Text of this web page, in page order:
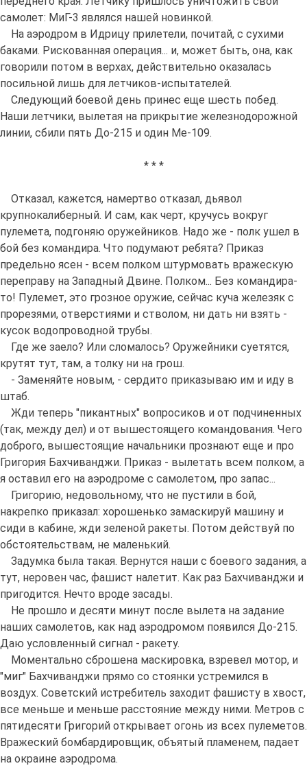
самолет: МиГ-3 являлся нашей новинкой.
На аэродром в Идрицу прилетели, почитай, с сухими
баками. Рискованная операция... и, может быть, она, как
говорили потом в верхах, действительно оказалась
посильной лишь для летчиков-испытателей.
Следующий боевой день принес еще шесть побед.
Наши летчики, вылетая на прикрытие железнодорожной
линии, сбили пять До-215 и один Ме-109.
* * *
Отказал, кажется, намертво отказал, дьявол
крупнокалиберный. И сам, как черт, кручусь вокруг
пулемета, подгоняю оружейников. Надо же - полк ушел в
бой без командира. Что подумают ребята? Приказ
предельно ясен - всем полком штурмовать вражескую
переправу на Западный Двине. Полком... Без командира-
то! Пулемет, это грозное оружие, сейчас куча железяк с
прорезями, отверстиями и стволом, ни дать ни взять -
кусок водопроводной трубы.
Где же заело? Или сломалось? Оружейники суетятся,
крутят тут, там, а толку ни на грош.
- Заменяйте новым, - сердито приказываю им и иду в
штаб.
Жди теперь "пикантных" вопросиков и от подчиненных
(так, между дел) и от вышестоящего командования. Чего
доброго, вышестоящие начальники прознают еще и про
Григория Бахчиванджи. Приказ - вылетать всем полком, а
я оставил его на аэродроме с самолетом, про запас...
Григорию, недовольному, что не пустили в бой,
накрепко приказал: хорошенько замаскируй машину и
сиди в кабине, жди зеленой ракеты. Потом действуй по
обстоятельствам, не маленький.
Задумка была такая. Вернутся наши с боевого задания, а
тут, неровен час, фашист налетит. Как раз Бахчиванджи и
пригодится. Нечто вроде засады.
Не прошло и десяти минут после вылета на задание
наших самолетов, как над аэродромом появился До-215.
Даю условленный сигнал - ракету.
Моментально сброшена маскировка, взревел мотор, и
"миг" Бахчиванджи прямо со стоянки устремился в
воздух. Советский истребитель заходит фашисту в хвост,
все меньше и меньше расстояние между ними. Метров с
пятидесяти Григорий открывает огонь из всех пулеметов.
Вражеский бомбардировщик, объятый пламенем, падает
на окраине аэродрома.